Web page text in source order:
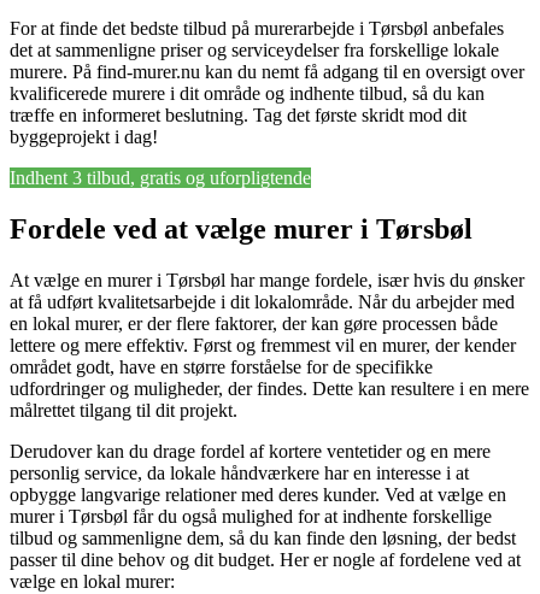
For at finde det bedste tilbud på murerarbejde i Tørsbøl anbefales
det at sammenligne priser og serviceydelser fra forskellige lokale
murere. På find-murer.nu kan du nemt få adgang til en oversigt over
kvalificerede murere i dit område og indhente tilbud, så du kan
træffe en informeret beslutning. Tag det første skridt mod dit
byggeprojekt i dag!
Indhent 3 tilbud, gratis og uforpligtende
Fordele ved at vælge murer i Tørsbøl
At vælge en murer i Tørsbøl har mange fordele, især hvis du ønsker
at få udført kvalitetsarbejde i dit lokalområde. Når du arbejder med
en lokal murer, er der flere faktorer, der kan gøre processen både
lettere og mere effektiv. Først og fremmest vil en murer, der kender
området godt, have en større forståelse for de specifikke
udfordringer og muligheder, der findes. Dette kan resultere i en mere
målrettet tilgang til dit projekt.
Derudover kan du drage fordel af kortere ventetider og en mere
personlig service, da lokale håndværkere har en interesse i at
opbygge langvarige relationer med deres kunder. Ved at vælge en
murer i Tørsbøl får du også mulighed for at indhente forskellige
tilbud og sammenligne dem, så du kan finde den løsning, der bedst
passer til dine behov og dit budget. Her er nogle af fordelene ved at
vælge en lokal murer: